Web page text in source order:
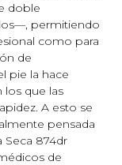
doble
permitiendo
como para
de
pie la hace
que las
A esto se
pensada
Seca 874dr
de